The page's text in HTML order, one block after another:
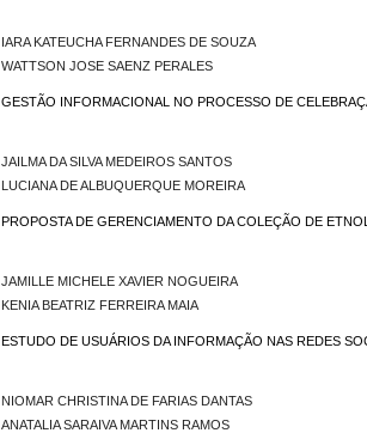
IARA KATEUCHA FERNANDES DE SOUZA
WATTSON JOSE SAENZ PERALES
GESTÃO INFORMACIONAL NO PROCESSO DE
JAILMA DA SILVA MEDEIROS SANTOS
LUCIANA DE ALBUQUERQUE MOREIRA
PROPOSTA DE GERENCIAMENTO DA COLEÇÃO DE
JAMILLE MICHELE XAVIER NOGUEIRA
KENIA BEATRIZ FERREIRA MAIA
ESTUDO DE USUÁRIOS DA INFORMAÇÃO NAS REDES
NIOMAR CHRISTINA DE FARIAS DANTAS
ANATALIA SARAIVA MARTINS RAMOS